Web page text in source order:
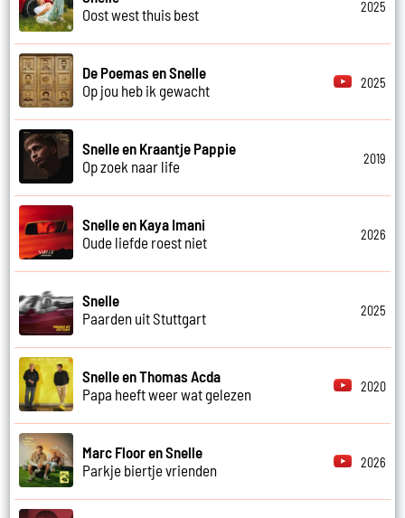
Oost west thuis best
2025
De Poemas en Snelle
Op jou heb ik gewacht
2025
Snelle en Kraantje Pappie
Op zoek naar life
2019
Snelle en Kaya Imani
Oude liefde roest niet
2026
Snelle
Paarden uit Stuttgart
2025
Snelle en Thomas Acda
Papa heeft weer wat gelezen
2020
Marc Floor en Snelle
Parkje biertje vrienden
2026